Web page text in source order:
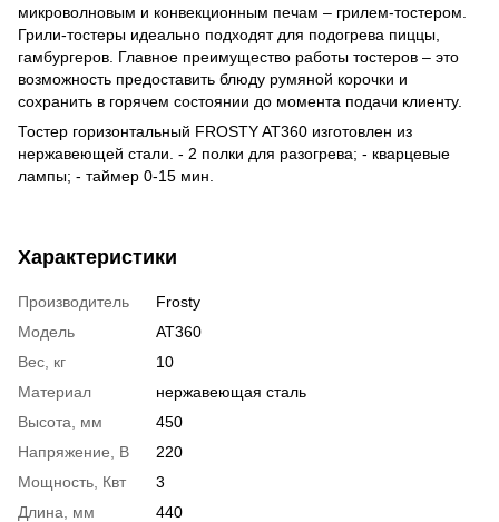
микроволновым и конвекционным печам – грилем-тостером.
Грили-тостеры идеально подходят для подогрева пиццы,
гамбургеров. Главное преимущество работы тостеров – это
возможность предоставить блюду румяной корочки и
сохранить в горячем состоянии до момента подачи клиенту.
Тостер горизонтальный FROSTY AT360 изготовлен из
нержавеющей стали. - 2 полки для разогрева; - кварцевые
лампы; - таймер 0-15 мин.
Характеристики
Производитель
Frosty
Модель
AT360
Вес, кг
10
Материал
нержавеющая сталь
Высота, мм
450
Напряжение, В
220
Мощность, Квт
3
Длина, мм
440